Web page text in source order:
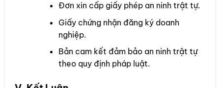
Đơn xin cấp giấy phép an ninh trật tự.
Giấy chứng nhận đăng ký doanh
nghiệp.
Bản cam kết đảm bảo an ninh trật tự
theo quy định pháp luật.